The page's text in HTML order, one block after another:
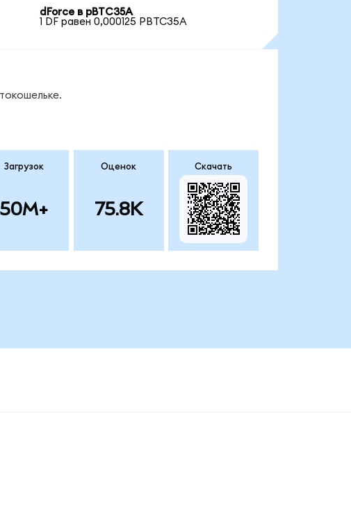
dForce в pBTC35A
1 DF равен 0,000125 PBTC35A
Загрузок
50M+
Оценок
75.8K
Скачать